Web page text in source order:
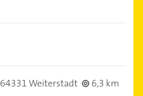
64331 Weiterstadt
6,3 km